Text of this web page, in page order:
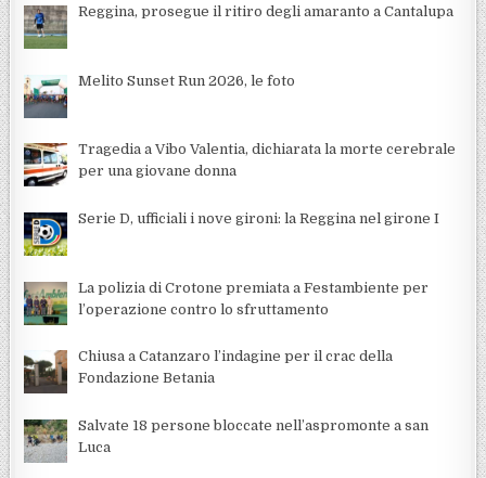
Reggina, prosegue il ritiro degli amaranto a Cantalupa
Melito Sunset Run 2026, le foto
Tragedia a Vibo Valentia, dichiarata la morte cerebrale
per una giovane donna
Serie D, ufficiali i nove gironi: la Reggina nel girone I
La polizia di Crotone premiata a Festambiente per
l’operazione contro lo sfruttamento
Chiusa a Catanzaro l’indagine per il crac della
Fondazione Betania
Salvate 18 persone bloccate nell’aspromonte a san
Luca